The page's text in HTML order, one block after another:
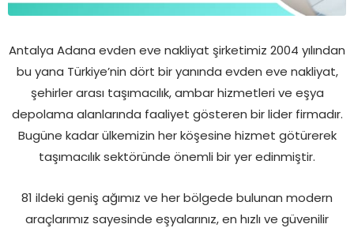
Antalya Adana evden eve nakliyat şirketimiz 2004 yılından
bu yana Türkiye’nin dört bir yanında evden eve nakliyat,
şehirler arası taşımacılık, ambar hizmetleri ve eşya
depolama alanlarında faaliyet gösteren bir lider firmadır.
Bugüne kadar ülkemizin her köşesine hizmet götürerek
taşımacılık sektöründe önemli bir yer edinmiştir.
81 ildeki geniş ağımız ve her bölgede bulunan modern
araçlarımız sayesinde eşyalarınız, en hızlı ve güvenilir